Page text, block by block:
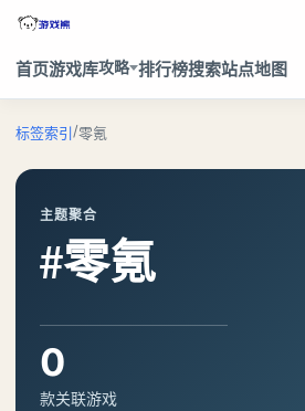
首页游戏库攻略 排行榜搜索站点地图
标签索引/零氪
主题聚合
#零氪
0
款关联游戏